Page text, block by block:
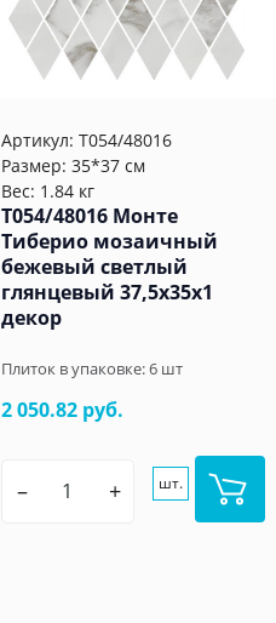
Артикул: T054/48016
Размер: 35*37 см
Вес: 1.84 кг
T054/48016 Монте
Тиберио мозаичный
бежевый светлый
глянцевый 37,5x35x1
декор
Плиток в упаковке:6 шт
2 050.82 руб.
– + шт.